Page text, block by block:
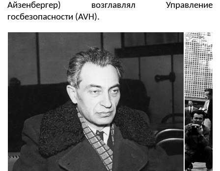
Айзенбергер) возглавлял Управление
госбезопасности (AVH).